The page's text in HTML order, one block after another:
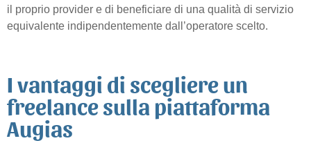
il proprio provider e di beneficiare di una qualità di servizio
equivalente indipendentemente dall’operatore scelto.
I vantaggi di scegliere un
freelance sulla piattaforma
Augias